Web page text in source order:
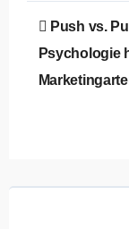
Push vs.
Psychologie